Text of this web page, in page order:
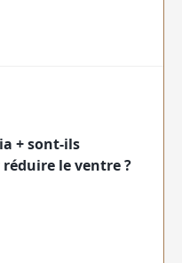
+ sont-ils
le ventre ?